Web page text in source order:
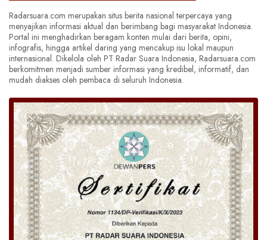
Radarsuara.com merupakan situs berita nasional terpercaya yang
menyajikan informasi aktual dan berimbang bagi masyarakat Indonesia.
Portal ini menghadirkan beragam konten mulai dari berita, opini,
infografis, hingga artikel daring yang mencakup isu lokal maupun
internasional. Dikelola oleh PT Radar Suara Indonesia, Radarsuara.com
berkomitmen menjadi sumber informasi yang kredibel, informatif, dan
mudah diakses oleh pembaca di seluruh Indonesia.